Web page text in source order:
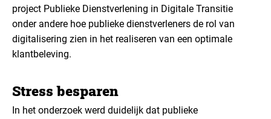
project Publieke Dienstverlening in Digitale Transitie
onder andere hoe publieke dienstverleners de rol van
digitalisering zien in het realiseren van een optimale
klantbeleving.
Stress besparen
In het onderzoek werd duidelijk dat publieke